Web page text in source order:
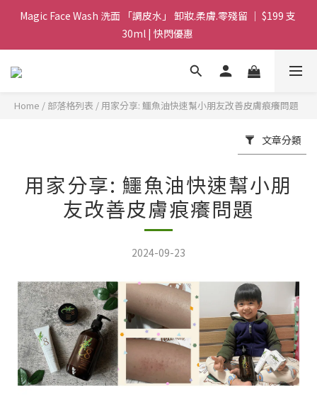
Magic Face Wash 洗面 「調皮水」 卸妝.柔膚.零殘留 ｜ $199 支
30ml | 快閃優惠
Magic Face Wash 洗面 「調皮水」 卸妝.柔膚.零殘留 ｜ $199 支
30ml | 快閃優惠
G8 皇牌孖寶 ｜ 鱷魚油精華 + Soothing Cream 套裝 | $488 set 2
買滿 $1800 送支 洗面 「調皮水」 原價 $268 / 支 30ml  🎁 ｜  送完
30ml | 快閃優惠
Home / 部落格列表 / 用家分享: 鱷魚油快速幫小朋友改善皮膚痕癢問題
文章分類
用家分享: 鱷魚油快速幫小朋
友改善皮膚痕癢問題
2024-09-23